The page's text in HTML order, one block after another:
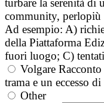
turbare la serenità di
community, perlopiù
Ad esempio: A)
della Piattaforma
fuori luogo; C)
Volgare Racconto
trama e un eccesso
Other